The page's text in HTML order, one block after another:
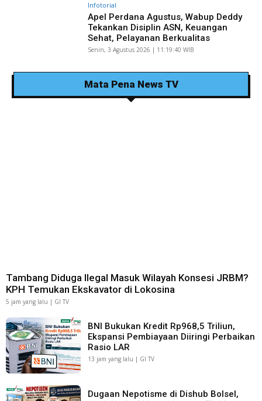
Infotorial
Apel Perdana Agustus, Wabup Deddy
Tekankan Disiplin ASN, Keuangan
Sehat, Pelayanan Berkualitas
Senin, 3 Agustus 2026 | 11:19:40 WIB
Mata Pena News TV
Tambang Diduga Ilegal Masuk Wilayah Konsesi JRBM?
KPH Temukan Ekskavator di Lokosina
5 jam yang lalu | GI TV
BNI Bukukan Kredit Rp968,5 Triliun,
Ekspansi Pembiayaan Diiringi Perbaikan
Rasio LAR
13 jam yang lalu | GI TV
Dugaan Nepotisme di Dishub Bolsel,